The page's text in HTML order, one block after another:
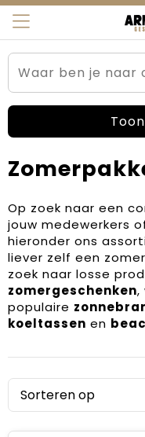
Werkkleding
Kleding en textiel
Tassen
Beurs en
Carnaval
Dag van de Zorg
Kerstartikelen
Kerstpakketten
Kraamcadeaus
Sinterklaas
Arnauld
MijnEigenKadootje
Ons team
Blogs
Op zoek naar een
jouw medewerkers
hieronder ons
liever zelf een
zoek naar losse
zomergeschenken,
populaire
koeltassen en